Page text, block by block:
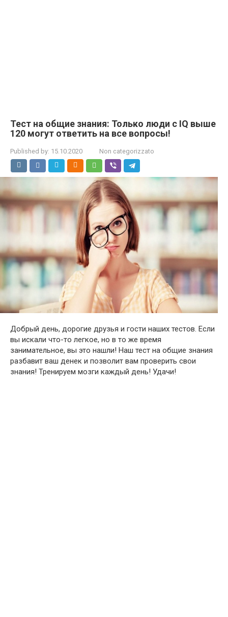
Тест на общие знания: Только люди с IQ выше
120 могут ответить на все вопросы!
Published by: 15.10.2020 Non categorizzato
Добрый день, дорогие друзья и гости наших тестов. Если
вы искали что-то легкое, но в то же время
занимательное, вы это нашли! Наш тест на общие знания
разбавит ваш денек и позволит вам проверить свои
знания! Тренируем мозги каждый день! Удачи!